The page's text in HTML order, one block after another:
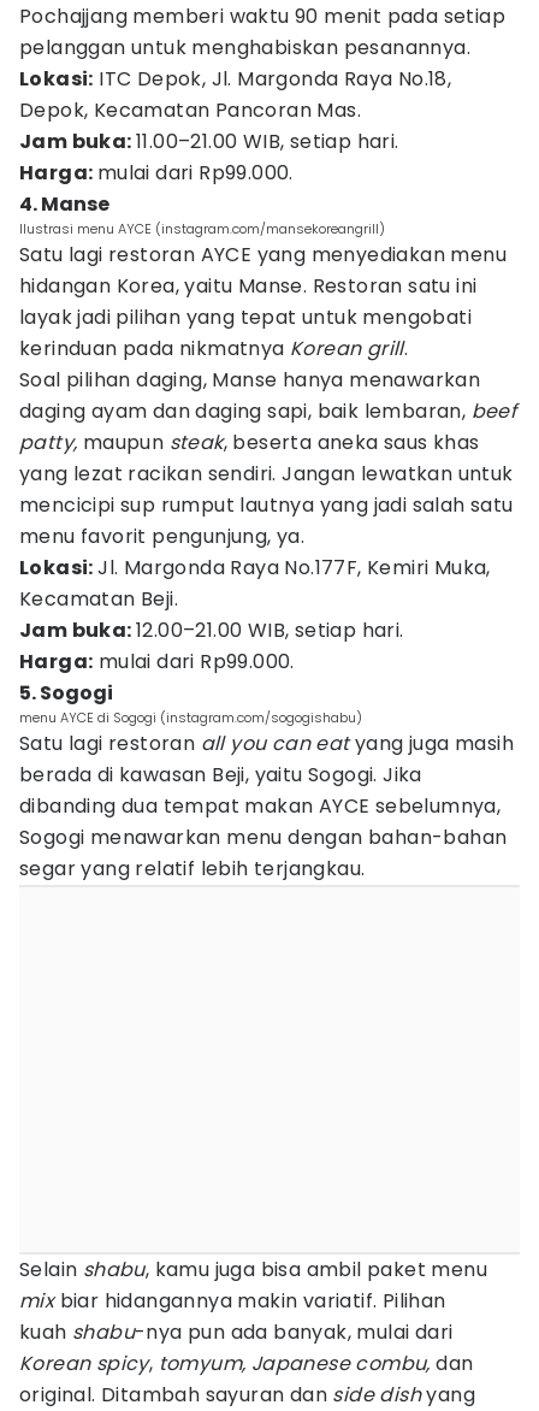
Pochajjang memberi waktu 90 menit pada setiap
pelanggan untuk menghabiskan pesanannya.
Lokasi: ITC Depok, Jl. Margonda Raya No.18,
Depok, Kecamatan Pancoran Mas.
Jam buka:11.00–21.00 WIB, setiap hari.
Harga: mulai dari Rp99.000.
4. Manse
Ilustrasi menu AYCE (instagram.com/mansekoreangrill)
Satu lagi restoran AYCE yang menyediakan menu
hidangan Korea, yaitu Manse. Restoran satu ini
layak jadi pilihan yang tepat untuk mengobati
kerinduan pada nikmatnya Korean grill.
Soal pilihan daging, Manse hanya menawarkan
daging ayam dan daging sapi, baik lembaran, beef
patty, maupun steak, beserta aneka saus khas
yang lezat racikan sendiri. Jangan lewatkan untuk
mencicipi sup rumput lautnya yang jadi salah satu
menu favorit pengunjung, ya.
Lokasi:Jl. Margonda Raya No.177F, Kemiri Muka,
Kecamatan Beji.
Jam buka:12.00–21.00 WIB, setiap hari.
Harga: mulai dari Rp99.000.
5. Sogogi
menu AYCE di Sogogi (instagram.com/sogogishabu)
Satu lagi restoran all you can eatyang juga masih
berada di kawasan Beji, yaitu Sogogi. Jika
dibanding dua tempat makan AYCE sebelumnya,
Sogogi menawarkan menu dengan bahan-bahan
segar yang relatif lebih terjangkau.
Selain shabu, kamu juga bisa ambil paket menu
mixbiar hidangannya makin variatif. Pilihan
kuah shabu-nya pun ada banyak, mulai dari
Korean spicy, tomyum, Japanese combu, dan
original. Ditambah sayuran dan side dishyang